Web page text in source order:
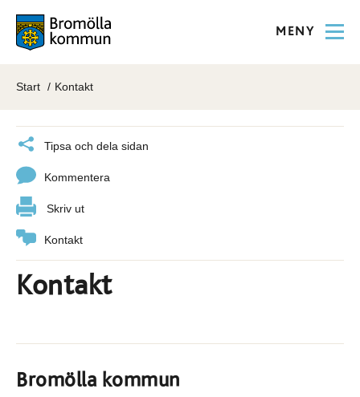
MENY
Start Kontakt
Tipsa och dela sidan
Kommentera
Skriv ut
Kontakt
Kontakt
Bromölla kommun